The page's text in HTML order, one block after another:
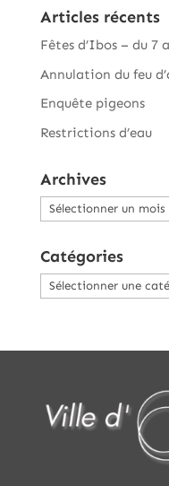
Articles récents
Fêtes d’Ibos – du 7
Annulation du feu
Enquête pigeons
Restrictions d’eau
Archives
Archives
Catégories
Catégories